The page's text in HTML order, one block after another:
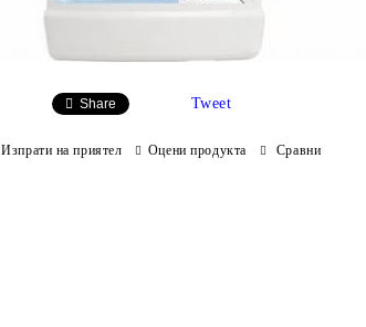
Share Tweet
Изпрати на приятел Оцени продукта Сравни